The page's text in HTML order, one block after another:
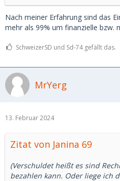
Nach meiner Erfahrung sind das
mehr als 99% um finanzielle bzw.
SchweizerSD und Sd-74 gefällt das.
MrYerg
13. Februar 2024
Zitat von Janina 69
(Verschuldet heißt es sind
bezahlen kann. Oder liege ich